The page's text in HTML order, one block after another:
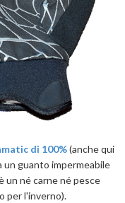
di 100%(anche qui
guanto impermeabile
un né carne né pesce
per l'inverno).